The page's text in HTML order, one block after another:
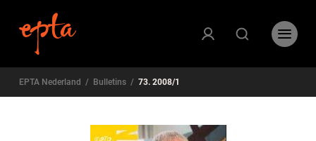
EPTA Nederland / Bulletins / 73. 2008/1